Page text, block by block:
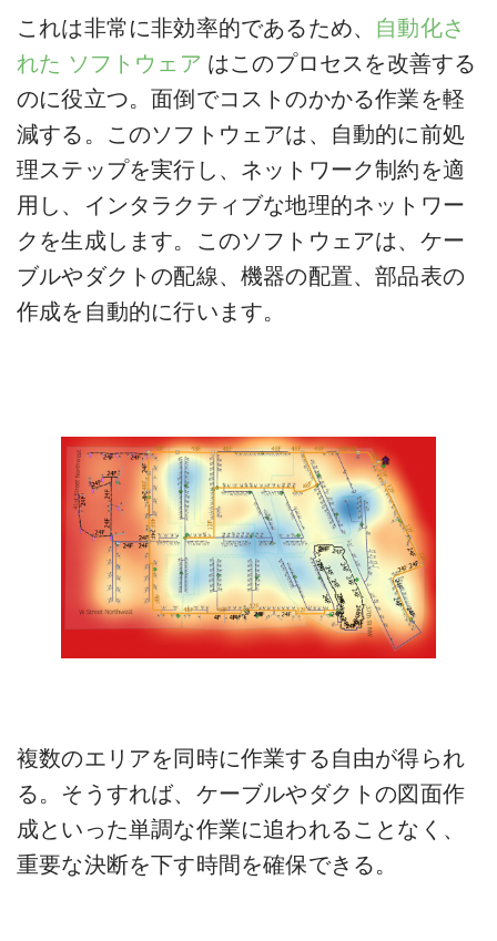
これは非常に非効率的であるため、 自動化さ
れた ソフトウェア はこのプロセスを改善する
のに役立つ。面倒でコストのかかる作業を軽
減する。このソフトウェアは、自動的に前処
理ステップを実行し、ネットワーク制約を適
用し、インタラクティブな地理的ネットワー
クを生成します。このソフトウェアは、ケー
ブルやダクトの配線、機器の配置、部品表の
作成を自動的に行います。
複数のエリアを同時に作業する自由が得られ
る。そうすれば、ケーブルやダクトの図面作
成といった単調な作業に追われることなく、
重要な決断を下す時間を確保できる。